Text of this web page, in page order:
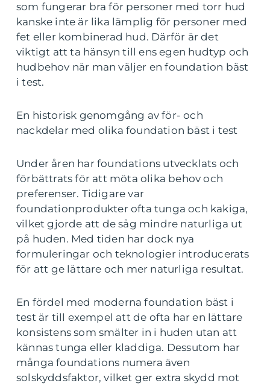
som fungerar bra för personer med torr hud
kanske inte är lika lämplig för personer med
fet eller kombinerad hud. Därför är det
viktigt att ta hänsyn till ens egen hudtyp och
hudbehov när man väljer en foundation bäst
i test.
En historisk genomgång av för- och
nackdelar med olika foundation bäst i test
Under åren har foundations utvecklats och
förbättrats för att möta olika behov och
preferenser. Tidigare var
foundationprodukter ofta tunga och kakiga,
vilket gjorde att de såg mindre naturliga ut
på huden. Med tiden har dock nya
formuleringar och teknologier introducerats
för att ge lättare och mer naturliga resultat.
En fördel med moderna foundation bäst i
test är till exempel att de ofta har en lättare
konsistens som smälter in i huden utan att
kännas tunga eller kladdiga. Dessutom har
många foundations numera även
solskyddsfaktor, vilket ger extra skydd mot